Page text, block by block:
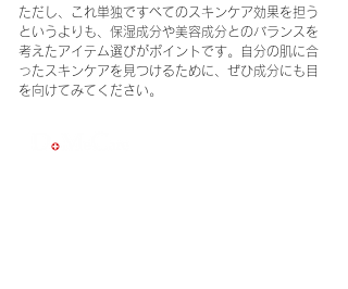
ただし、これ単独ですべてのスキンケア効果を担う
というよりも、保湿成分や美容成分とのバランスを
考えたアイテム選びがポイントです。自分の肌に合
ったスキンケアを見つけるために、ぜひ成分にも目
を向けてみてください。